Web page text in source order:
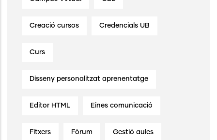
Creació cursos Credencials UB
Curs
Disseny personalitzat aprenentatge
Editor HTML Eines comunicació
Fitxers Fòrum Gestió aules